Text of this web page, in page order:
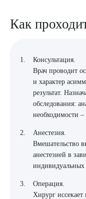
Как
Консультация.
Врач проводит
и характер
результат.
обследования:
необходимости
Анестезия.
Вмешательство
анестезией в
индивидуальных
Операция.
Хирург
Выберите